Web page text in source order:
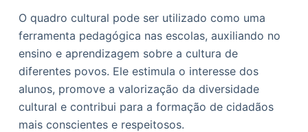
O quadro cultural pode ser utilizado como uma
ferramenta pedagógica nas escolas, auxiliando no
ensino e aprendizagem sobre a cultura de
diferentes povos. Ele estimula o interesse dos
alunos, promove a valorização da diversidade
cultural e contribui para a formação de cidadãos
mais conscientes e respeitosos.